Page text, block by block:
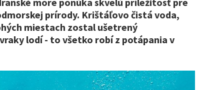
prírody. Krištáľovo čistá voda,
miestach zostal ušetrený
lodí - to všetko robí z potápania v